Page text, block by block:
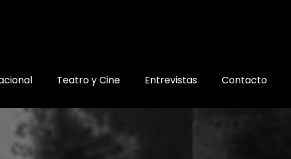
Teatro y Cine Entrevistas Contacto